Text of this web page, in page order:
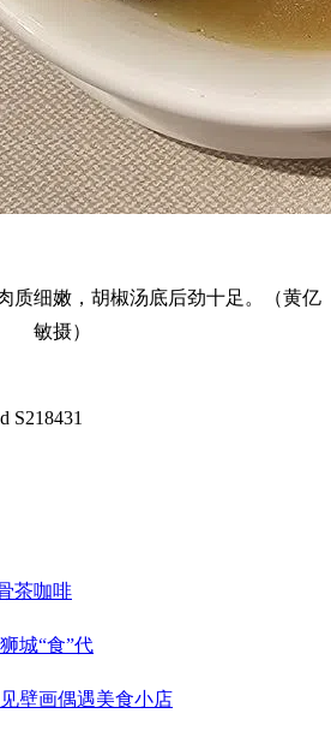
质细嫩，胡椒汤底后劲十足。（黄亿
敏摄）
S218431
茶咖啡
城“食”代
壁画偶遇美食小店